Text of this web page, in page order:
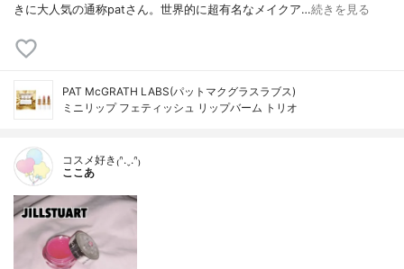
きに大人気の通称patさん。世界的に超有名なメイクア…続きを見る
PAT McGRATH LABS(パットマクグラスラブス)
ミニリップ フェティッシュ リップバーム トリオ
コスメ好き₍ᐢ.ˬ.ᐢ₎
ここあ